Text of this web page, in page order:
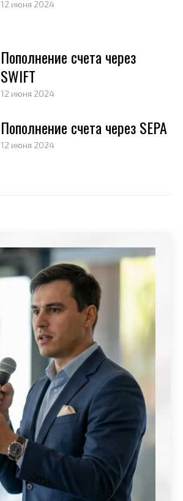
12 июня 2024
Пополнение счета через
SWIFT
12 июня 2024
Пополнение счета через SEPA
12 июня 2024